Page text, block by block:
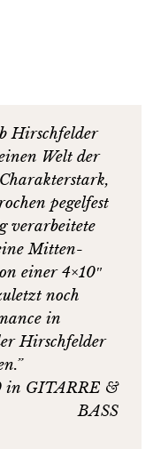
Hirschfelder
Welt der
pegelfest
verarbeitete
Mitten-
einer 4×10″
noch
in
Hirschfelder
in GITARRE &
BASS